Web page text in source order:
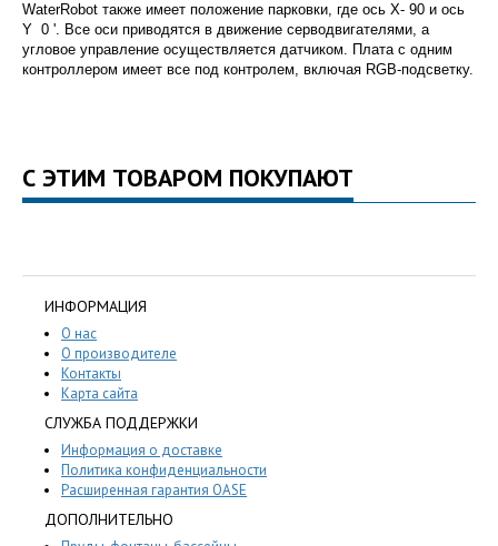
WaterRobot также имеет положение парковки, где ось X- 90 и ось
Y 0 '. Все оси приводятся в движение серводвигателями, а
угловое управление осуществляется датчиком. Плата с одним
контроллером имеет все под контролем, включая RGB-подсветку.
С ЭТИМ ТОВАРОМ ПОКУПАЮТ
ИНФОРМАЦИЯ
О нас
О производителе
Контакты
Карта сайта
СЛУЖБА ПОДДЕРЖКИ
Информация о доставке
Политика конфиденциальности
Расширенная гарантия OASE
ДОПОЛНИТЕЛЬНО